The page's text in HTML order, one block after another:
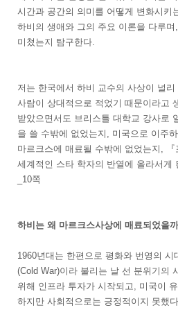
시간과 공간의 의미를 어떻게 변화시키
하비의 생애와 그의 주요 이론을 다루
미쳤는지 탐구한다.
저는 한국에서 하비 교수의 사상이 널
사람이 상대적으로 적었기 때문이라고
받았으면서도 브리스틀 대학교 강사로
을 쓸 수밖에 없었는지, 미국으로 이주
마르크스에 매료될 수밖에 없었는지,
세계적인 스타 학자의 반열에 올라서게
_10쪽
하비는 왜 마르크스사상에 매료되었을
1960년대는 한편으로 평화와 번영의
(Cold War)이라 불리는 날 선 분위기의
위해 인프라 투자가 시작되고, 미국이
하지만 사회적으로는 긍정적이지 못했